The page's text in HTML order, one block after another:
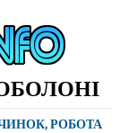
РОБОТА